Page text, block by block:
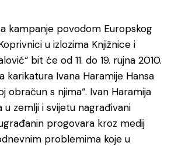
kampanje povodom Europskog
u izlozima Knjižnice i
bit će od 11. do 19. rujna 2010.
karikatura Ivana Haramije Hansa
obračun s njima“. Ivan Haramija
u zemlji i svijetu nagrađivani
progovara kroz medij
problemima koje u